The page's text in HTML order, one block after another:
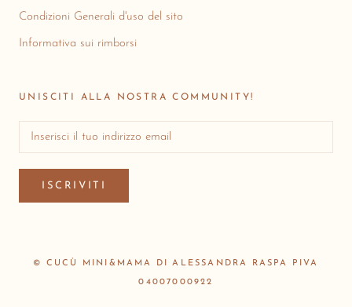
Condizioni Generali d'uso del sito
Informativa sui rimborsi
UNISCITI ALLA NOSTRA COMMUNITY!
ISCRIVITI
© CUCÙ MINI&MAMA DI ALESSANDRA RASPA PIVA
04007000922